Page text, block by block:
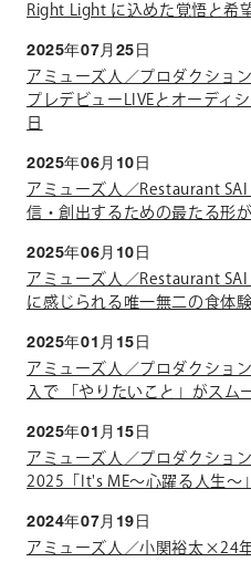
Right Light に込めた覚悟と希
2025年07月25日
アミューズ人／プロダクショ
プレデビューLIVEとオーディ
日
2025年06月10日
アミューズ人／Restaurant
信・創出するための最たる形
2025年06月10日
アミューズ人／Restaurant
に感じられる唯一無二の食体
2025年01月15日
アミューズ人／プロダクショ
入で 「やりたいこと」がス
2025年01月15日
アミューズ人／プロダクショ
2025「It's ME～心躍る人生～
2024年07月19日
アミューズ人／小関裕太×24